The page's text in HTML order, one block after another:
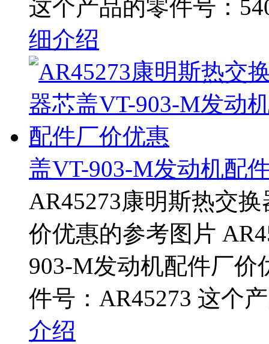
这个产品的零件号：
细介绍
盖VT-903-M发动机配
AR45273康明斯热交
价优惠的参考图片
903-M发动机配件厂价
件号：AR45273 这个
介绍